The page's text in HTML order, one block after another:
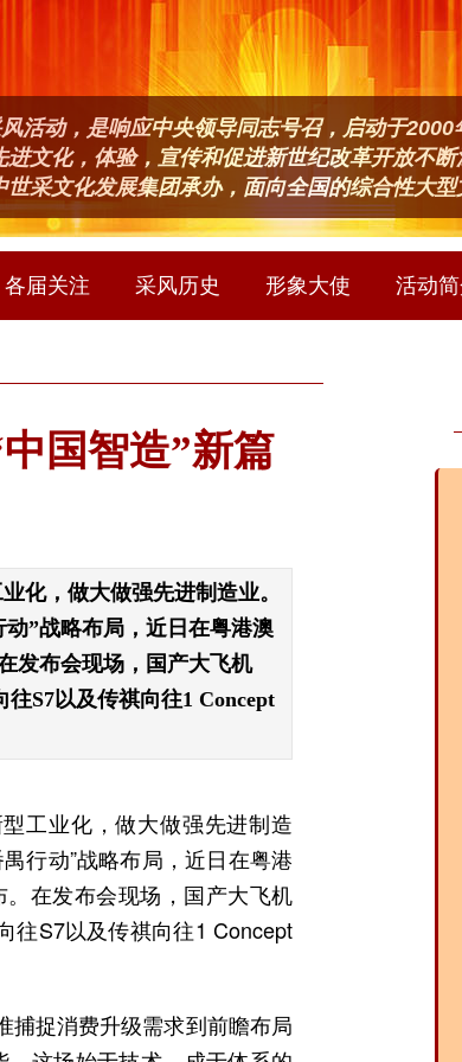
各届关注 采风历史 形象大使 活动
活动，是响应中央领导同志号召， 启动于2000
进文化，体验，宣传和促进新世纪改革开放不
世采文化发展集团承办，面向全国的综合性大型
国智造”新篇
化，做大做强先进制造业。
”战略布局，近日在粤港澳
发布会现场，国产大飞机
S7以及传祺向往1 Concept
工业化，做大做强先进制造
行动”战略布局，近日在粤港
在发布会现场，国产大飞机
往S7以及传祺向往1 Concept
捕捉消费升级需求到前瞻布局